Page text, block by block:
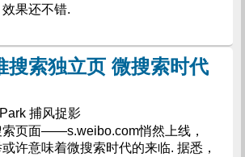
果还不错.
搜索独立页 微搜索时代
捕风捉影
索页面——s.weibo.com悄然上线，
许意味着微搜索时代的来临. 据悉，